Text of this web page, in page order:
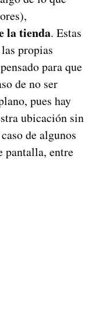
la tienda. Estas
propias
para que
de no ser
pues hay
ubicación sin
de algunos
pantalla, entre